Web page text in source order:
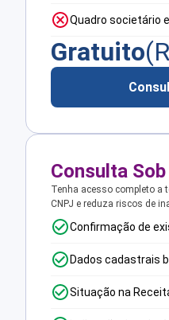
Quadro societário
Gratuito
Consulta
Tenha acesso completo a
CNPJ e reduza riscos de
Confirmação de
Dados cadastrais
Situação na